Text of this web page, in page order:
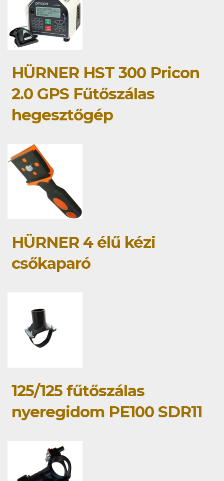
HÜRNER HST 300 Pricon
2.0 GPS Fűtőszálas
hegesztőgép
HÜRNER 4 élű kézi
csőkaparó
125/125 fűtőszálas
nyeregidom PE100 SDR11